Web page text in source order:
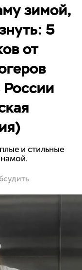
зимой,
5
от
России
и стильные